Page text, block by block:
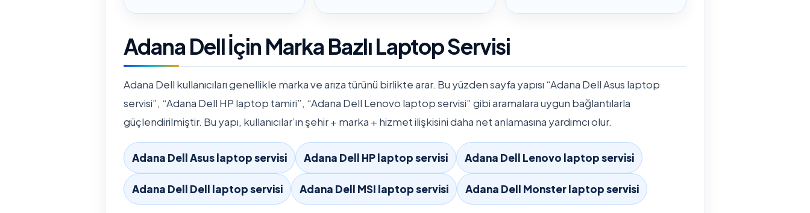
Adana Dell İçin Marka Bazlı Laptop Servisi
Adana Dell kullanıcıları genellikle marka ve arıza türünü birlikte arar. Bu yüzden sayfa yapısı “Adana Dell Asus laptop
servisi”, “Adana Dell HP laptop tamiri”, “Adana Dell Lenovo laptop servisi” gibi aramalara uygun bağlantılarla
güçlendirilmiştir. Bu yapı, kullanıcılar’ın şehir + marka + hizmet ilişkisini daha net anlamasına yardımcı olur.
Adana Dell Asus laptop servisi Adana Dell HP laptop servisi Adana Dell Lenovo laptop servisi
Adana Dell Dell laptop servisi Adana Dell MSI laptop servisi Adana Dell Monster laptop servisi